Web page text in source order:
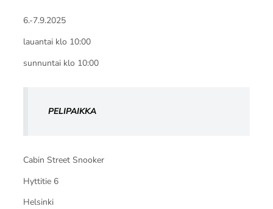
6.-7.9.2025
lauantai klo 10:00
sunnuntai klo 10:00
PELIPAIKKA
Cabin Street Snooker
Hyttitie 6
Helsinki